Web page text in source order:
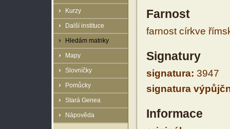
Kurzy
Další instituce
Hledám matriky
Mapy
Slovníčky
Pomůcky
Stará Genea
Nápověda
Farnost
farnost církve
Signatury
signatura: 3947
signatura
Informace